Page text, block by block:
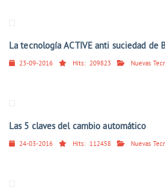
La tecnología ACTIVE anti suciedad de
23-09-2016 Hits: 209823 Nuevas
Las 5 claves del cambio automático
24-03-2016 Hits: 112458 Nuevas